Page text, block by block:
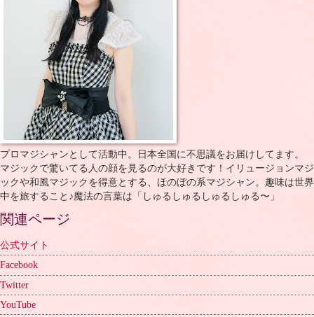
プロマジシャンとして活動中。日本全国に不思議をお届けしてます。
マジックで驚いてる人の顔を見るのが大好きです！イリュージョンマジ
ックや和風マジックを得意とする、ほのぼの系マジシャン。趣味は世界
中を旅すること♪魔法の言葉は「しゅるしゅるしゅるしゅる〜」
関連ページ
公式サイト
Facebook
Twitter
YouTube